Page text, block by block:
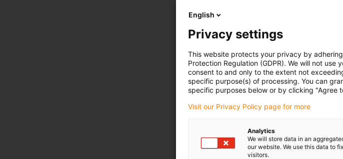
English
Privacy settings
This website protects your privacy by
Protection Regulation (GDPR). We will not
consent to and only to the extent not
specific purpose(s) of processing. You can
specific purposes below or by clicking "Agree
Visit our Privacy Policy page for more
Analytics
We will store data in an
our website. We use this data to
visitors.